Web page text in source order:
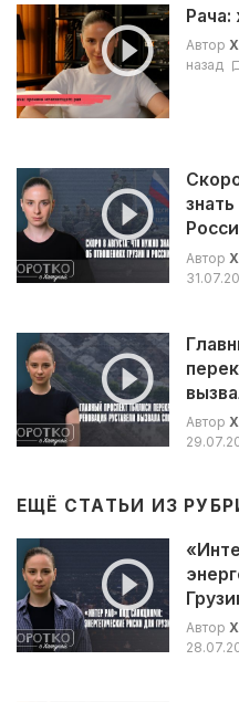
Рача:
Автор
назад
Автор
Автор
ЕЩЁ СТАТЬИ ИЗ
Автор